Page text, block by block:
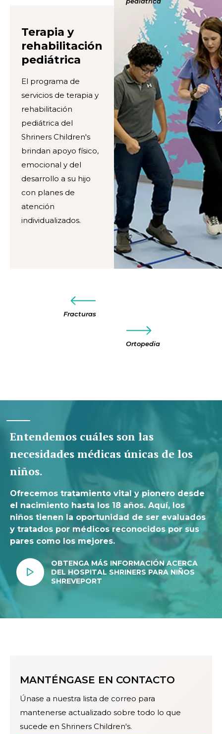
Terapia y
rehabilitación
pediátrica
El programa de
servicios de terapia y
rehabilitación
pediátrica del
Shriners Children's
brindan apoyo físico,
emocional y del
desarrollo a su hijo
con planes de
atención
individualizados.
Fracturas
Ortopedia
Entendemos cuáles son las
necesidades médicas únicas de los
niños.
Ofrecemos tratamiento vital y pionero desde
el nacimiento hasta los 18 años. Aquí, los
niños tienen la oportunidad de ser evaluados
y tratados por médicos reconocidos por sus
pares como los mejores.
OBTENGA MÁS INFORMACIÓN ACERCA
DEL HOSPITAL SHRINERS PARA NIÑOS
SHREVEPORT
MANTÉNGASE EN CONTACTO
Únase a nuestra lista de correo para
mantenerse actualizado sobre todo lo que
sucede en Shriners Children's.